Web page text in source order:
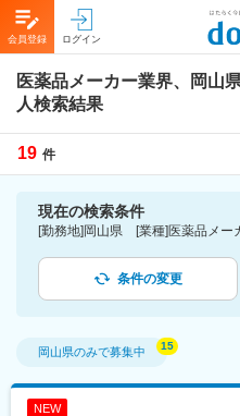
会員登録 ログイン
医薬品メーカー業界、岡山
人検索結果
19 件
現在の検索条件
条件の変更
岡山県のみで募集中
NEW